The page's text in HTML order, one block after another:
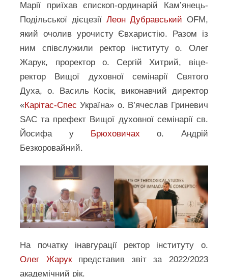
Марії приїхав єпископ-ординарій Кам’янець-
Подільської дієцезії Леон Дубравський OFM,
який очолив урочисту Євхаристію. Разом із
ним співслужили ректор інституту о. Олег
Жарук, проректор о. Сергій Хитрий, віце-
ректор Вищої духовної семінарії Святого
Духа, о. Василь Косік, виконавчий директор
«Карітас-Спес Україна» о. В’ячеслав Гриневич
SAC та префект Вищої духовної семінарії св.
Йосифа у Брюховичах о. Андрій
Безкоровайний.
На початку інавгурації ректор інституту о.
Олег Жарукпредставив звіт за 2022/2023
академічний рік.